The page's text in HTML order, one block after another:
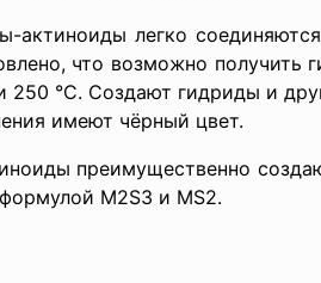
легко соединяются с
что возможно получить
250 °C. Создают гидриды и
имеют чёрный цвет.
создают
M2S3 и MS2.